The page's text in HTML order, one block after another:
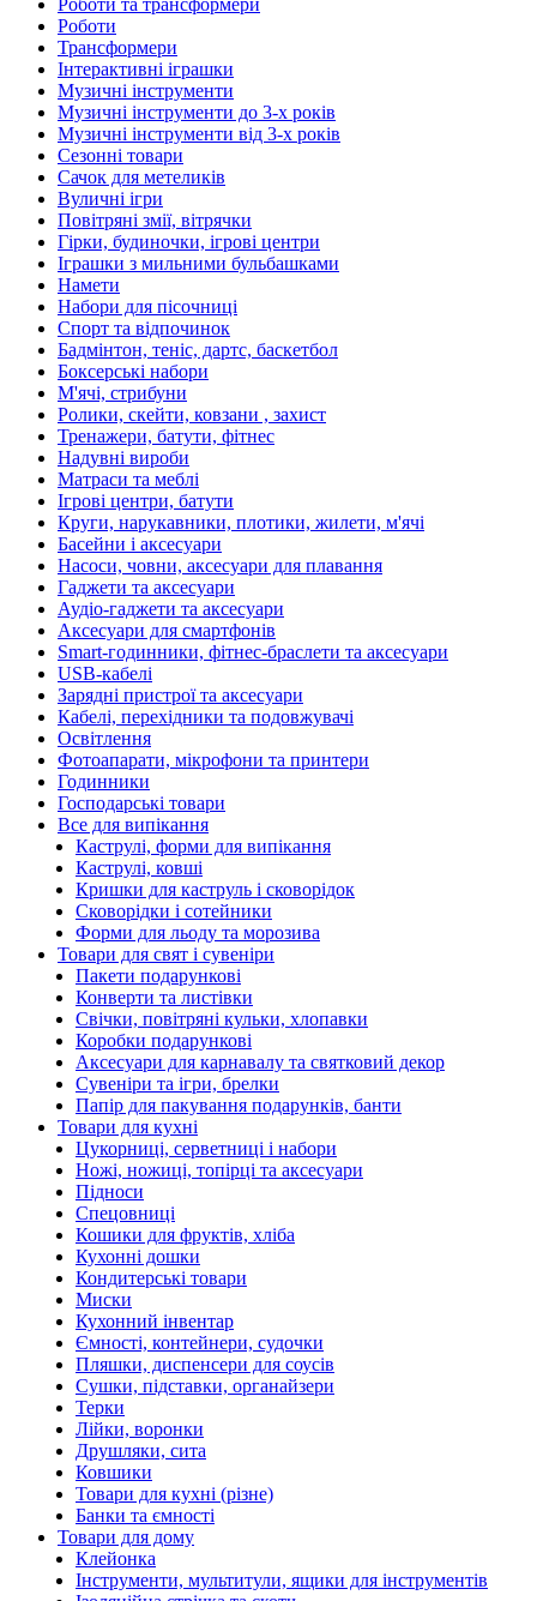
Роботи та трансформери
Роботи
Трансформери
Інтерактивні іграшки
Музичні інструменти
Музичні інструменти до 3-х років
Музичні інструменти від 3-х років
Сезонні товари
Сачок для метеликів
Вуличні ігри
Повітряні змії, вітрячки
Гірки, будиночки, ігрові центри
Іграшки з мильними бульбашками
Намети
Набори для пісочниці
Спорт та відпочинок
Бадмінтон, теніс, дартс, баскетбол
Боксерські набори
М'ячі, стрибуни
Ролики, скейти, ковзани , захист
Тренажери, батути, фітнес
Надувні вироби
Матраси та меблі
Ігрові центри, батути
Круги, нарукавники, плотики, жилети, м'ячі
Басейни і аксесуари
Насоси, човни, аксесуари для плавання
Гаджети та аксесуари
Аудіо-гаджети та аксесуари
Аксесуари для смартфонів
Smart-годинники, фітнес-браслети та аксесуари
USB-кабелі
Зарядні пристрої та аксесуари
Кабелі, перехідники та подовжувачі
Освітлення
Фотоапарати, мікрофони та принтери
Годинники
Господарські товари
Все для випікання
Каструлі, форми для випікання
Каструлі, ковші
Кришки для каструль і сковорідок
Сковорідки і сотейники
Форми для льоду та морозива
Товари для свят і сувеніри
Пакети подарункові
Конверти та листівки
Свічки, повітряні кульки, хлопавки
Коробки подарункові
Аксесуари для карнавалу та святковий декор
Сувеніри та ігри, брелки
Папір для пакування подарунків, банти
Товари для кухні
Цукорниці, серветниці і набори
Ножі, ножиці, топірці та аксесуари
Підноси
Спецовниці
Кошики для фруктів, хліба
Кухонні дошки
Кондитерські товари
Миски
Кухонний інвентар
Ємності, контейнери, судочки
Пляшки, диспенсери для соусів
Сушки, підставки, органайзери
Терки
Лійки, воронки
Друшляки, сита
Ковшики
Товари для кухні (різне)
Банки та ємності
Товари для дому
Клейонка
Інструменти, мультитули, ящики для інструментів